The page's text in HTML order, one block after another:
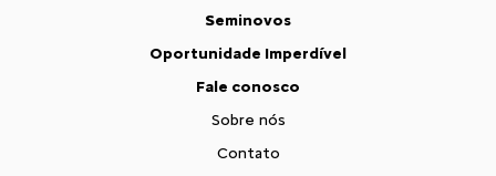
Seminovos
Oportunidade Imperdível
Fale conosco
Sobre nós
Contato